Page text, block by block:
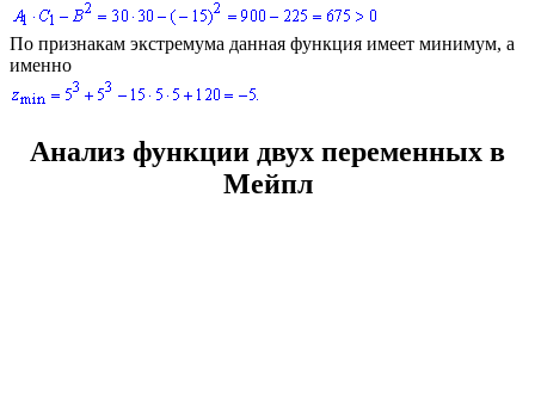
По признакам экстремума данная функция имеет минимум, а
именно
Анализ функции двух переменных в
Мейпл